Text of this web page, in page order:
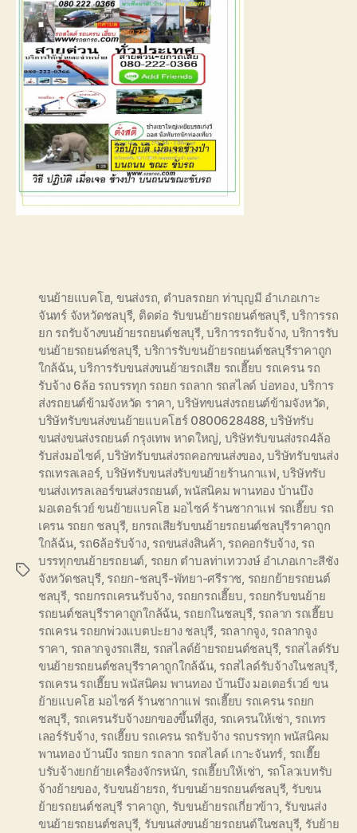
Tags
ขนย้ายแบคโฮ, ขนส่งรถ, ตำบลรถยก ท่าบุญมี อำเภอเกาะ
จันทร์ จังหวัดชลบุรี, ติดต่อ รับขนย้ายรถยนต์ชลบุรี,บริการรถ
ยก รถรับจ้างขนย้ายรถยนต์ชลบุรี,บริการรถรับจ้าง, บริการรับ
ขนย้ายรถยนต์ชลบุรี, บริการรับขนย้ายรถยนต์ชลบุรีราคาถูก
ใกล้ฉ้น,บริการรับขนส่งขนย้ายรถเสีย รถเฮี๊ยบ รถเครน รถ
รับจ้าง 6ล้อ รถบรรทุก รถยก รถลาก รถสไลด์ บ่อทอง,บริการ
ส่งรถยนต์ข้ามจังหวัด ราคา,บริษัทขนส่งรถยนต์ข้ามจังหวัด,
บริษัทรับขนส่งขนย้ายแบคโฮร์ 0800628488,บริษัทรับ
ขนส่งขนส่งรถยนต์ กรุงเทพ หาดใหญ่, บริษัทรับขนส่งรถ4ล้อ
รับส่งมอไซค์,บริษัทรับขนส่งรถคอกขนส่งของ,บริษัทรับขนส่ง
รถเทรลเลอร์, บริษัทรับขนส่งรับขนย้ายร้านกาแฟ,บริษัทรับ
ขนส่งเทรลเลอร์ขนส่งรถยนต์,พนัสนิคม พานทอง บ้านบึง
มอเตอร์เวย์ ขนย้ายแบคโฮ มอไซค์ ร้านชากาแฟ รถเฮี๊ยบ รถ
เครน รถยก ชลบุรี, ยกรถเสียรับขนย้ายรถยนต์ชลบุรีราคาถูก
ใกล้ฉ้น, รถ6ล้อรับจ้าง, รถขนส่งสินค้า, รถคอกรับจ้าง, รถ
บรรทุกขนย้ายรถยนต์, รถยก ตำบลท่าเทววงษ์ อำเภอเกาะสีชัง
จังหวัดชลบุรี, รถยก-ชลบุรี-พัทยา-ศรีราช, รถยกย้ายรถยนต์
ชลบุรี, รถยกรถเครนรับจ้าง, รถยกรถเฮี๊ยบ, รถยกรับขนย้าย
รถยนต์ชลบุรีราคาถูกใกล้ฉ้น, รถยกในชลบุรี, รถลาก รถเฮี๊ยบ
รถเครน รถยกพ่วงแบตปะยาง ชลบุรี, รถลากจูง, รถลากจูง
ราคา, รถลากจูงรถเสีย, รถสไลด์ย้ายรถยนต์ชลบุรี, รถสไลด์รับ
ขนย้ายรถยนต์ชลบุรีราคาถูกใกล้ฉ้น, รถสไลด์รับจ้างในชลบุรี,
รถเครน รถเฮี๊ยบ พนัสนิคม พานทอง บ้านบึง มอเตอร์เวย์ ขน
ย้ายแบคโฮ มอไซค์ ร้านชากาแฟ รถเฮี๊ยบ รถเครน รถยก
ชลบุรี, รถเครนรับจ้างยกของขึ้นที่สูง, รถเครนให้เช่า, รถเทร
เลอร์รับจ้าง, รถเฮี๊ยบ รถเครน รถรับจ้าง รถบรรทุก พนัสนิคม
พานทอง บ้านบึง รถยก รถลาก รถสไลด์ เกาะจันทร์, รถเฮี๊ย
บรับจ้างยกย้ายเครื่องจักรหนัก, รถเฮี๊ยบให้เช่า, รถโลวเบทรับ
จ้างย้ายของ, รับขนย้ายรถ, รับขนย้ายรถยนต์ชลบุรี, รับขน
ย้ายรถยนต์ชลบุรี ราคาถูก, รับขนย้ายรถเกี่ยวข้าว, รับขนส่ง
ขนย้ายรถยนต์ชลบุรี, รับขนส่งขนย้ายรถยนต์ในชลบุรี, รับย้าย